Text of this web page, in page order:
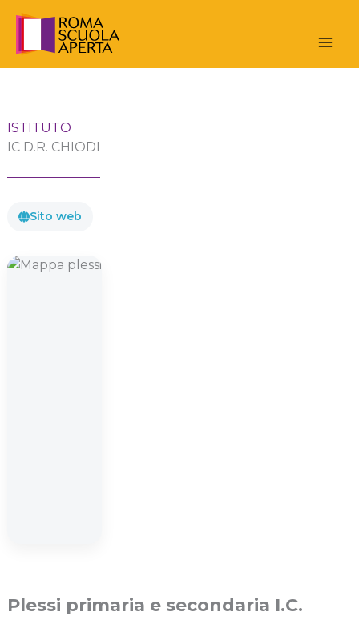
contenuto
ISTITUTO
IC D.R. CHIODI
Sito web
Plessi primaria e secondaria I.C.